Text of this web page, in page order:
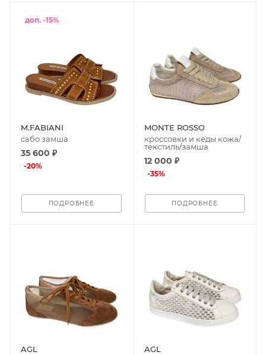
доп. -15%
M.FABIANI
сабо замша
35 600 ₽
-20%
ПОДРОБНЕЕ
MONTE ROSSO
кроссовки и кеды кожа/
текстиль/замша
12 000 ₽
-35%
ПОДРОБНЕЕ
AGL
AGL